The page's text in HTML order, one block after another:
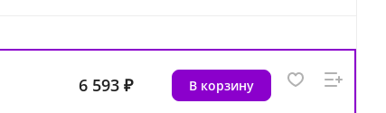
6 593 ₽ В корзину